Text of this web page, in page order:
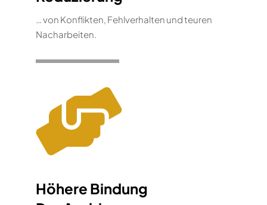
… von Konflikten, Fehlverhalten und teuren
Nacharbeiten.
Höhere Bindung